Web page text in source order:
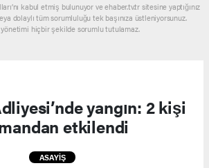
kabul etmiş bulunuyor ve ehaber.tv.tr sitesine yaptığınız
dolaylı tüm sorumluluğu tek başınıza üstleniyorsunuz.
hiçbir şekilde sorumlu tutulamaz.
yangın: 2 kişi
etkilendi
ASAYİŞ